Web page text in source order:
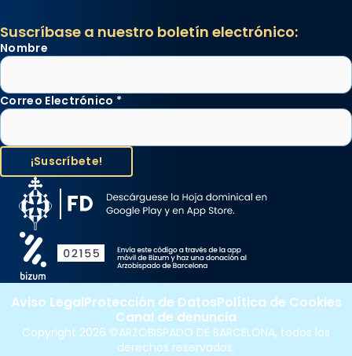
Suscríbase a nuestro boletín electrónico:
Nombre
Correo Electrónico *
Copyright 2026 ©ARZOBISPADO DE BARCELONA, todos los
derechos reservados.
Aviso LegalProtección de DatosPolítica de Cookies
Canal de denuncia